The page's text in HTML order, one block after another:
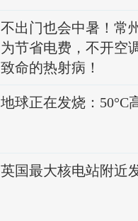
不出门也会中暑！常
为节省电费，不开空
致命的热射病！
地球正在发烧：50°C
英国最大核电站附近